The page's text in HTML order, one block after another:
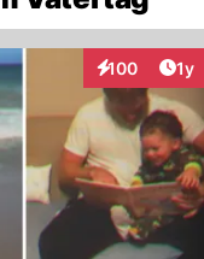
100
Interaktionen
1y